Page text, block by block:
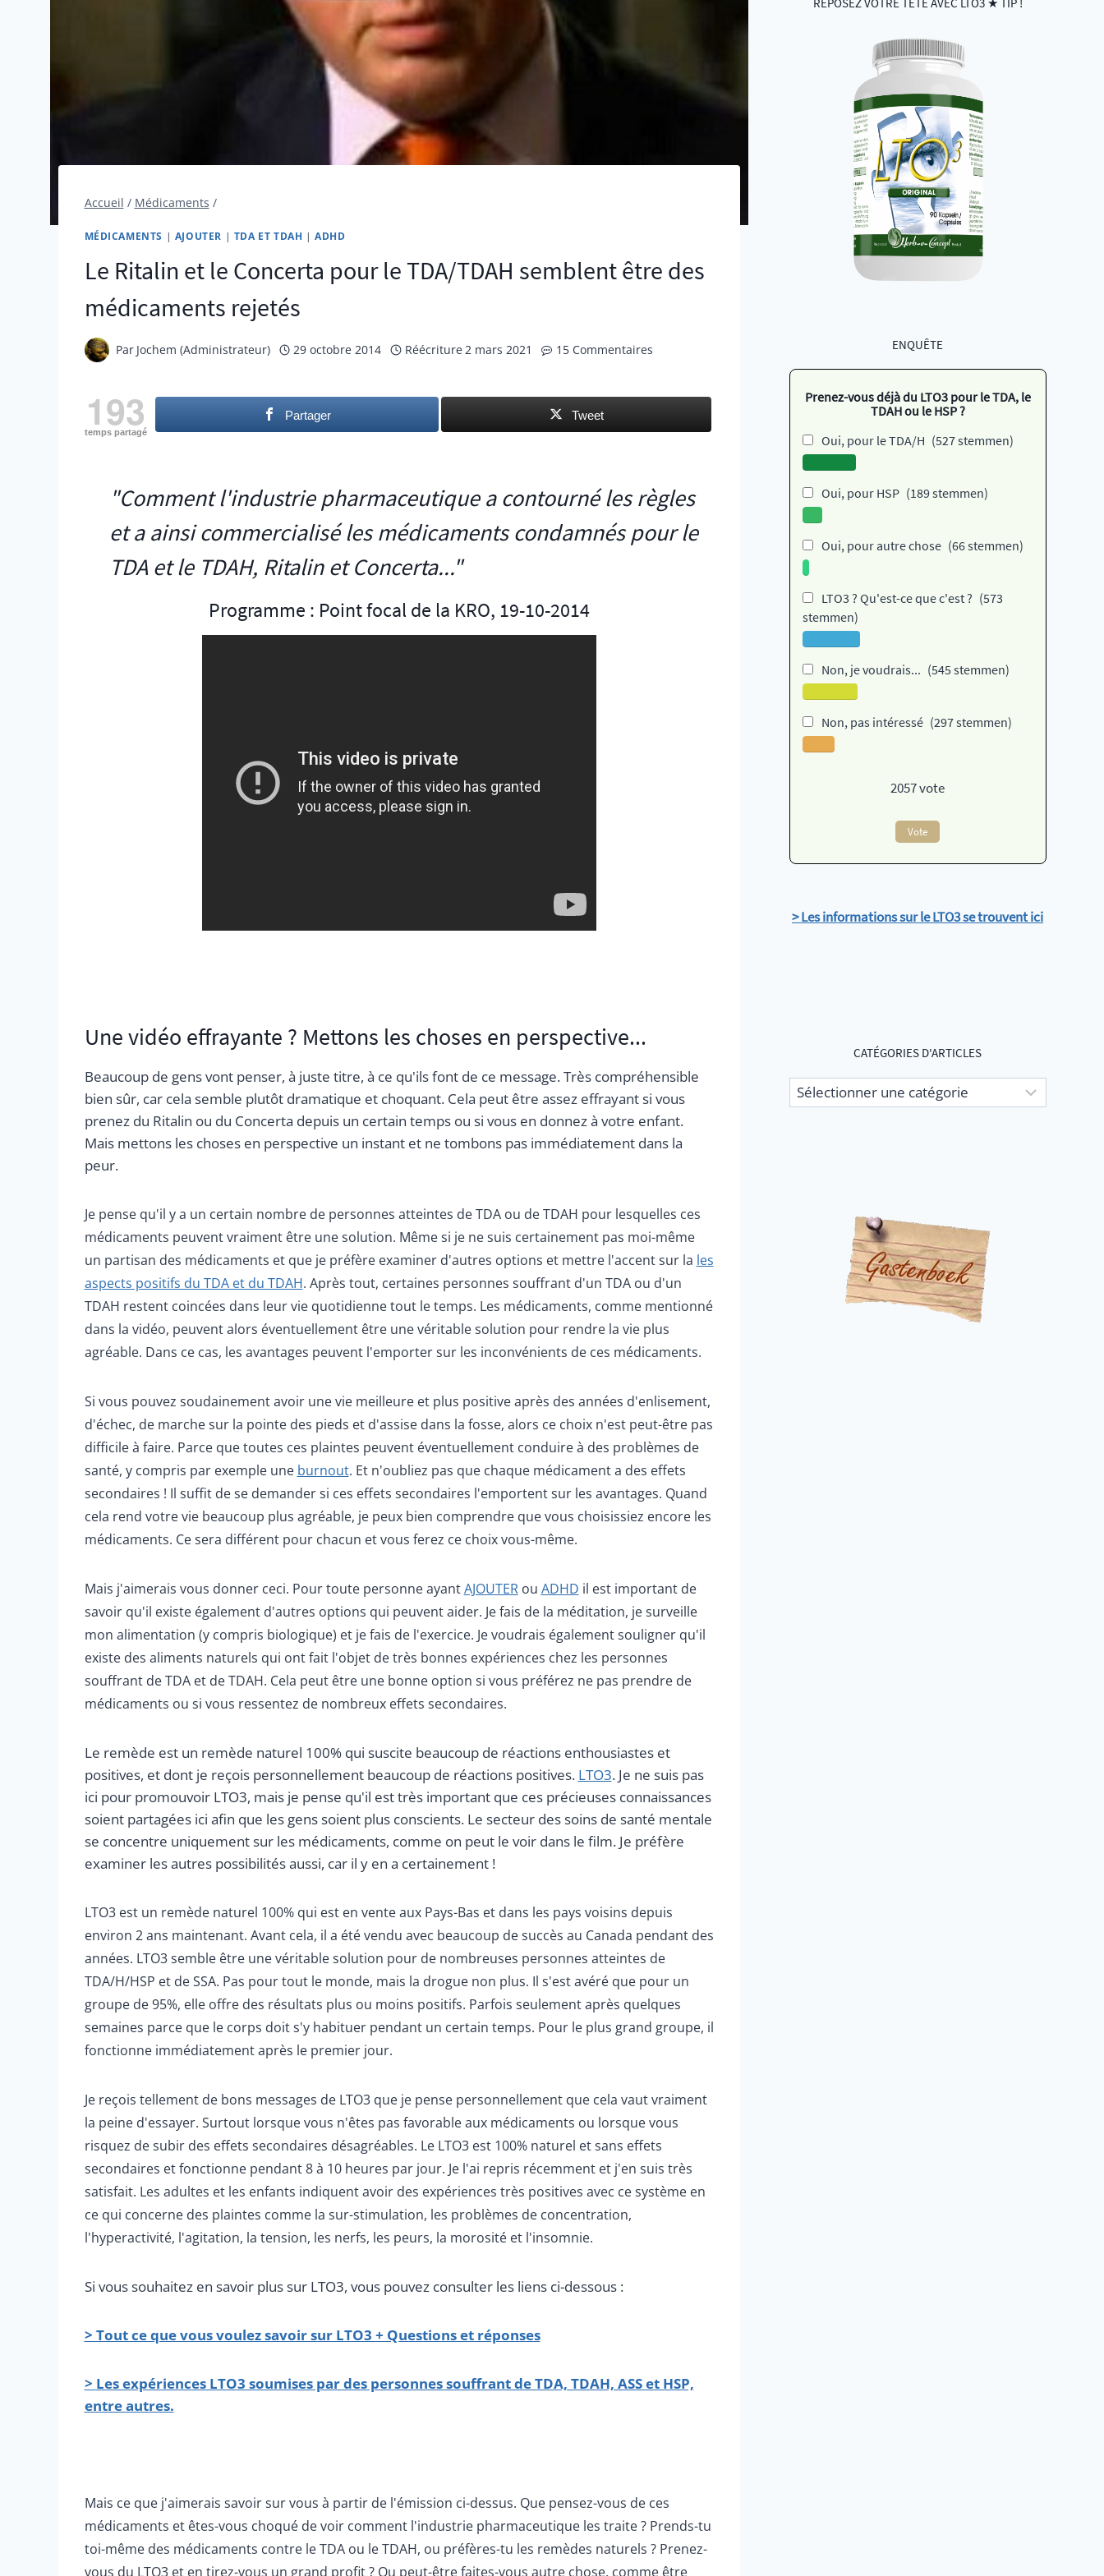
Accueil / Médicaments /
MÉDICAMENTS | AJOUTER | TDA ET TDAH |ADHD
Le Ritalin et le Concerta pour le TDA/TDAH semblent être des
médicaments rejetés
Par Jochem (Administrateur) 29 octobre 2014 Réécriture2 mars 2021 15 Commentaires
193
temps partagé
Partager Tweet
"Comment l'industrie pharmaceutique a contourné les règles
et a ainsi commercialisé les médicaments condamnés pour le
TDA et le TDAH, Ritalin et Concerta..."
Programme : Point focal de la KRO, 19-10-2014
Une vidéo effrayante ? Mettons les choses en perspective...
Beaucoup de gens vont penser, à juste titre, à ce qu'ils font de ce message. Très compréhensible
bien sûr, car cela semble plutôt dramatique et choquant. Cela peut être assez effrayant si vous
prenez du Ritalin ou du Concerta depuis un certain temps ou si vous en donnez à votre enfant.
Mais mettons les choses en perspective un instant et ne tombons pas immédiatement dans la
peur.
Je pense qu'il y a un certain nombre de personnes atteintes de TDA ou de TDAH pour lesquelles ces
médicaments peuvent vraiment être une solution. Même si je ne suis certainement pas moi-même
un partisan des médicaments et que je préfère examiner d'autres options et mettre l'accent sur la les
aspects positifs du TDA et du TDAH. Après tout, certaines personnes souffrant d'un TDA ou d'un
TDAH restent coincées dans leur vie quotidienne tout le temps. Les médicaments, comme mentionné
dans la vidéo, peuvent alors éventuellement être une véritable solution pour rendre la vie plus
agréable. Dans ce cas, les avantages peuvent l'emporter sur les inconvénients de ces médicaments.
Si vous pouvez soudainement avoir une vie meilleure et plus positive après des années d'enlisement,
d'échec, de marche sur la pointe des pieds et d'assise dans la fosse, alors ce choix n'est peut-être pas
difficile à faire. Parce que toutes ces plaintes peuvent éventuellement conduire à des problèmes de
santé, y compris par exemple une burnout. Et n'oubliez pas que chaque médicament a des effets
secondaires ! Il suffit de se demander si ces effets secondaires l'emportent sur les avantages. Quand
cela rend votre vie beaucoup plus agréable, je peux bien comprendre que vous choisissiez encore les
médicaments. Ce sera différent pour chacun et vous ferez ce choix vous-même.
Mais j'aimerais vous donner ceci. Pour toute personne ayantAJOUTERou ADHD il est important de
savoir qu'il existe également d'autres options qui peuvent aider. Je fais de la méditation, je surveille
mon alimentation (y compris biologique) et je fais de l'exercice. Je voudrais également souligner qu'il
existe des aliments naturels qui ont fait l'objet de très bonnes expériences chez les personnes
souffrant de TDA et de TDAH. Cela peut être une bonne option si vous préférez ne pas prendre de
médicaments ou si vous ressentez de nombreux effets secondaires.
Le remède est un remède naturel 100% qui suscite beaucoup de réactions enthousiastes et
positives, et dont je reçois personnellement beaucoup de réactions positives. LTO3. Je ne suis pas
ici pour promouvoir LTO3, mais je pense qu'il est très important que ces précieuses connaissances
soient partagées ici afin que les gens soient plus conscients. Le secteur des soins de santé mentale
se concentre uniquement sur les médicaments, comme on peut le voir dans le film. Je préfère
examiner les autres possibilités aussi, car il y en a certainement !
LTO3 est un remède naturel 100% qui est en vente aux Pays-Bas et dans les pays voisins depuis
environ 2 ans maintenant. Avant cela, il a été vendu avec beaucoup de succès au Canada pendant des
années. LTO3 semble être une véritable solution pour de nombreuses personnes atteintes de
TDA/H/HSP et de SSA. Pas pour tout le monde, mais la drogue non plus. Il s'est avéré que pour un
groupe de 95%, elle offre des résultats plus ou moins positifs. Parfois seulement après quelques
semaines parce que le corps doit s'y habituer pendant un certain temps. Pour le plus grand groupe, il
fonctionne immédiatement après le premier jour.
Je reçois tellement de bons messages de LTO3 que je pense personnellement que cela vaut vraiment
la peine d'essayer. Surtout lorsque vous n'êtes pas favorable aux médicaments ou lorsque vous
risquez de subir des effets secondaires désagréables. Le LTO3 est 100% naturel et sans effets
secondaires et fonctionne pendant 8 à 10 heures par jour. Je l'ai repris récemment et j'en suis très
satisfait. Les adultes et les enfants indiquent avoir des expériences très positives avec ce système en
ce qui concerne des plaintes comme la sur-stimulation, les problèmes de concentration,
l'hyperactivité, l'agitation, la tension, les nerfs, les peurs, la morosité et l'insomnie.
Si vous souhaitez en savoir plus sur LTO3, vous pouvez consulter les liens ci-dessous :
> Tout ce que vous voulez savoir sur LTO3 + Questions et réponses
> Les expériences LTO3 soumises par des personnes souffrant de TDA, TDAH, ASS et HSP,
entre autres.
Mais ce que j'aimerais savoir sur vous à partir de l'émission ci-dessus. Que pensez-vous de ces
médicaments et êtes-vous choqué de voir comment l'industrie pharmaceutique les traite ? Prends-tu
toi-même des médicaments contre le TDA ou le TDAH, ou préfères-tu les remèdes naturels ? Prenez-
vous du LTO3 et en tirez-vous un grand profit ? Ou peut-être faites-vous autre chose, comme être
ENQUÊTE
Prenez-vous déjà du LTO3 pour le TDA, le
TDAH ou le HSP ?
Oui, pour le TDA/H (527 stemmen)
Oui, pour HSP (189 stemmen)
Oui, pour autre chose (66 stemmen)
LTO3 ? Qu'est-ce que c'est ? (573
stemmen)
Non, je voudrais... (545 stemmen)
Non, pas intéressé (297 stemmen)
2057vote
Vote
> Les informations sur le LTO3 se trouvent ici
CATÉGORIES D'ARTICLES
Catégories
d'articles